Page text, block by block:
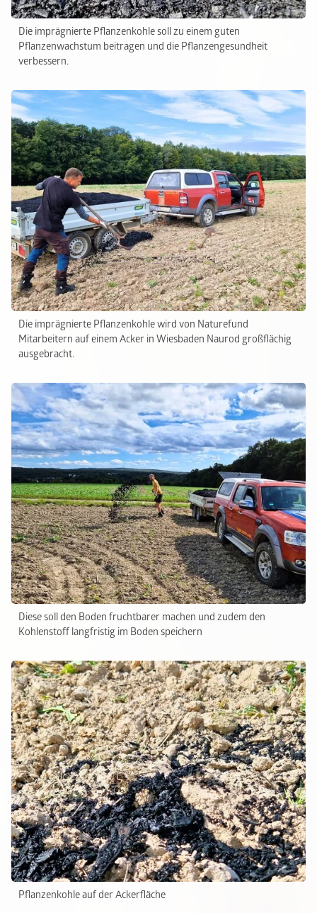
Die imprägnierte Pflanzenkohle soll zu einem guten
Pflanzenwachstum beitragen und die Pflanzengesundheit
verbessern.
Die imprägnierte Pflanzenkohle wird von Naturefund
Mitarbeitern auf einem Acker in Wiesbaden Naurod großflächig
ausgebracht.
Diese soll den Boden fruchtbarer machen und zudem den
Kohlenstoff langfristig im Boden speichern
Pflanzenkohle auf der Ackerfläche